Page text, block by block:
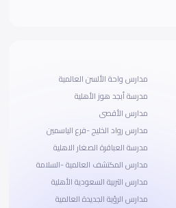
مدارس واحة الألسن العالمية
مدرسة أبجد هوز الأهلية
مدارس الأقصى
مدارس رواد الخليج -فرع الياسمين
مدرسة العباقرة الصغار الاهلية
مدارس المكتشف العالمية -السلامة
مدارس التربية السعودية الأهلية
مدارس الرؤية الجديدة العالمية